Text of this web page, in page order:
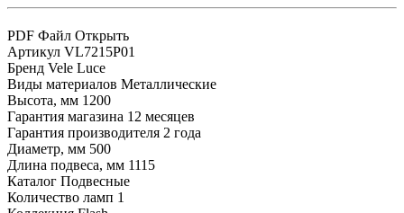
PDF Файл Открыть
Артикул VL7215P01
Бренд Vele Luce
Виды материалов Металлические
Высота, мм 1200
Гарантия магазина 12 месяцев
Гарантия производителя 2 года
Диаметр, мм 500
Длина подвеса, мм 1115
Каталог Подвесные
Количество ламп 1